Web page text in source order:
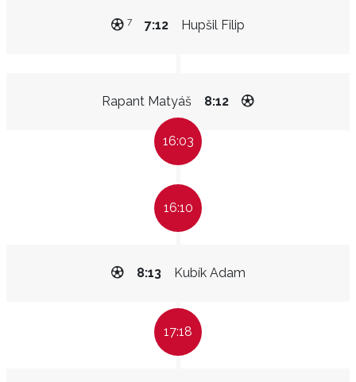
Hupšil Filip
7:12
7
Rapant Matyáš 8:12
16:03
16:10
Kubík Adam
8:13
17:18